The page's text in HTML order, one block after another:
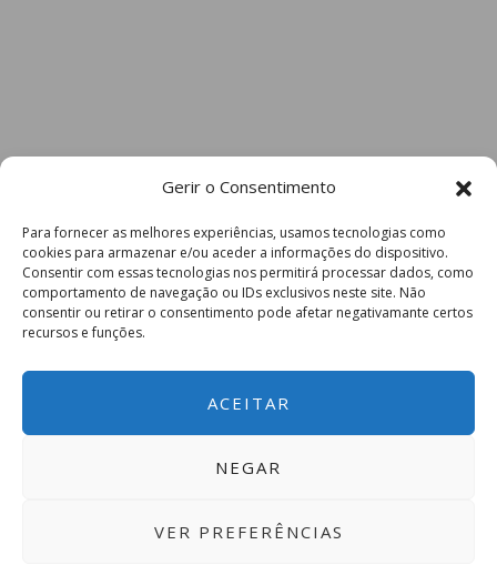
Gerir o Consentimento
Para fornecer as melhores experiências, usamos tecnologias como
cookies para armazenar e/ou aceder a informações do dispositivo.
Consentir com essas tecnologias nos permitirá processar dados, como
comportamento de navegação ou IDs exclusivos neste site. Não
consentir ou retirar o consentimento pode afetar negativamante certos
recursos e funções.
ACEITAR
NEGAR
VER PREFERÊNCIAS